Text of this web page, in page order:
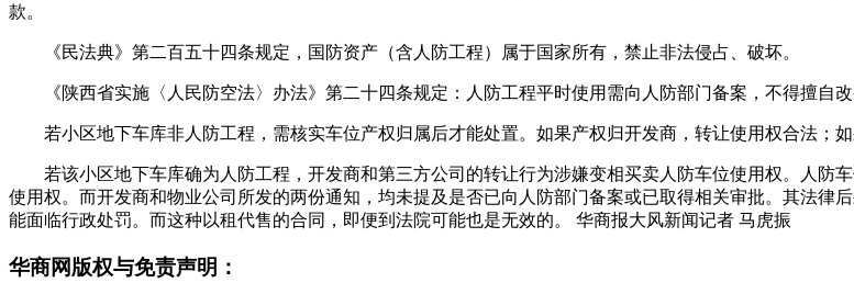
款。
《民法典》第二百五十四条规定，国防资产（含人防工程）属于国家所有，禁止非法侵占、破坏。
《陕西省实施〈人民防空法〉办法》第二十四条规定：人防工程平时使用需向人防部门备案，不得擅自改
若小区地下车库非人防工程，需核实车位产权归属后才能处置。如果产权归开发商，转让使用权合法；
若该小区地下车库确为人防工程，开发商和第三方公司的转让行为涉嫌变相买卖人防车位使用权。人防
使用权。而开发商和物业公司所发的两份通知，均未提及是否已向人防部门备案或已取得相关审批。其法律
能面临行政处罚。而这种以租代售的合同，即便到法院可能也是无效的。 华商报大风新闻记者 马虎振
华商网版权与免责声明：